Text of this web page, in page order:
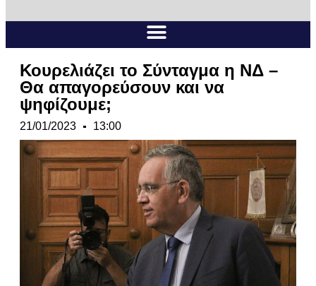
Κουρελιάζει το Σύνταγμα η ΝΔ –
Θα απαγορεύσουν και να
ψηφίζουμε;
21/01/2023 13:00